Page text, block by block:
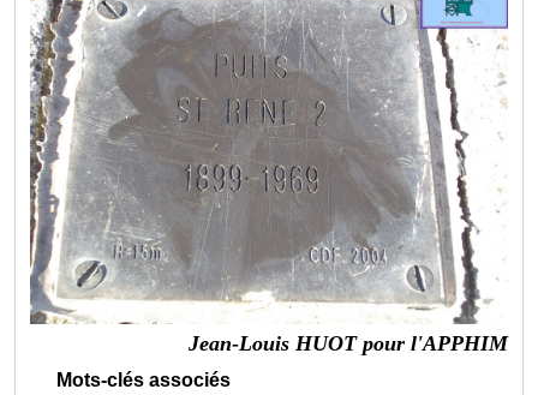
Jean-Louis HUOT pour l'APPHIM
Mots-clés associés